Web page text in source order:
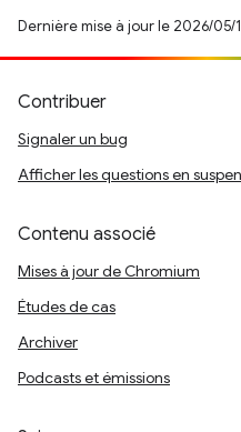
Dernière mise à jour le 2026/05/
Contribuer
Signaler un bug
Afficher les questions en
Contenu associé
Mises à jour de Chromium
Études de cas
Archiver
Podcasts et émissions